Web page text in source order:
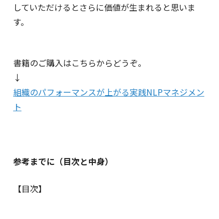
していただけるとさらに価値が生まれると思いま
す。
書籍のご購入はこちらからどうぞ。
↓
組織のパフォーマンスが上がる実践NLPマネジメン
ト
参考までに（目次と中身）
【目次】